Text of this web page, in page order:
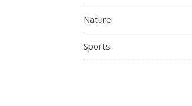
Nature
Sports